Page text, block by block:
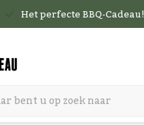
Het perfecte BBQ-Cadeau!